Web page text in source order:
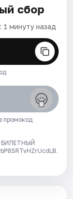
сбор
минуту назад
промокод
БИЛЕТНЫЙ